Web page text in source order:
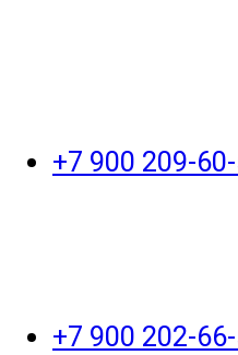
+7 900 209-
+7 900 202-